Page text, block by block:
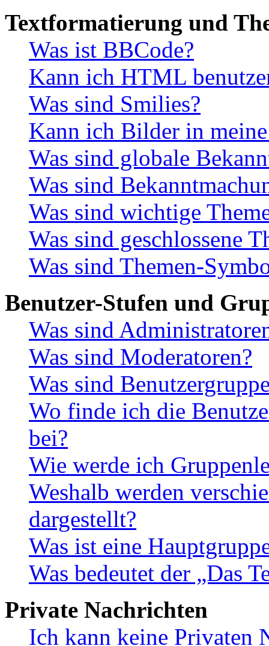
Textformatierung und
Was ist BBCode?
Kann ich HTML
Was sind Smilies?
Kann ich Bilder in
Was sind globale
Was sind
Was sind wichtige
Was sind geschlossene
Was sind Themen-
Benutzer-Stufen und
Was sind
Was sind Moderatoren?
Was sind
Wo finde ich die
bei?
Wie werde ich
Weshalb werden
dargestellt?
Was ist eine
Was bedeutet der „Das
Private Nachrichten
Ich kann keine Privaten